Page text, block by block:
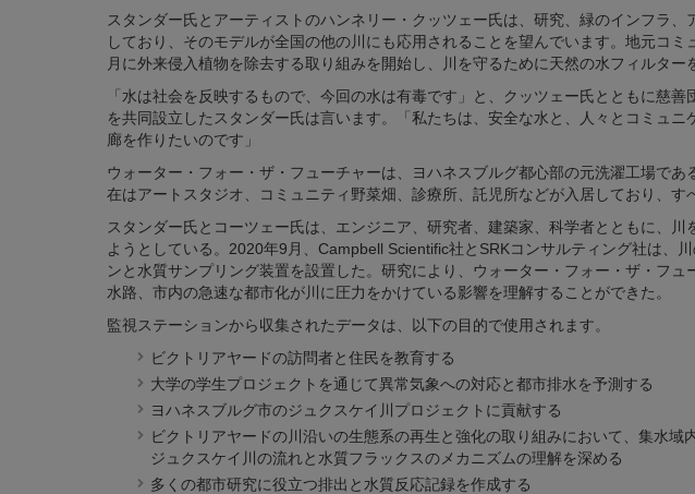
スタンダー氏とアーティストのハンネリー・クッツェー氏は、研究、緑のインフラ
しており、そのモデルが全国の他の川にも応用されることを望んでいます。地元コ
月に外来侵入植物を除去する取り組みを開始し、川を守るために天然の水フィルター
「水は社会を反映するもので、今回の水は有毒です」と、クッツェー氏とともに慈善
を共同設立したスタンダー氏は言います。「私たちは、安全な水と、人々とコミュ
廊を作りたいのです」
ウォーター・フォー・ザ・フューチャーは、ヨハネスブルグ都心部の元洗濯工場で
在はアートスタジオ、コミュニティ野菜畑、診療所、託児所などが入居しており、す
スタンダー氏とコーツェー氏は、エンジニア、研究者、建築家、科学者とともに、
ようとしている。2020年9月、Campbell Scientific社とSRKコンサルティング社は、
ンと水質サンプリング装置を設置した。研究により、ウォーター・フォー・ザ・フ
水路、市内の急速な都市化が川に圧力をかけている影響を理解することができた。
監視ステーションから収集されたデータは、以下の目的で使用されます。
ビクトリアヤードの訪問者と住民を教育する
大学の学生プロジェクトを通じて異常気象への対応と都市排水を予測する
ヨハネスブルグ市のジュクスケイ川プロジェクトに貢献する
ビクトリアヤードの川沿いの生態系の再生と強化の取り組みにおいて、集水域
ジュクスケイ川の流れと水質フラックスのメカニズムの理解を深める
多くの都市研究に役立つ排出と水​​質反応記録を作成する